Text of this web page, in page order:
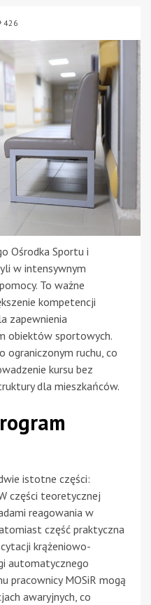
426
Ośrodka Sportu i
w intensywnym
To ważne
kompetencji
zapewnienia
obiektów sportowych.
ograniczonym ruchu, co
kursu bez
dla mieszkańców.
istotne części:
części teoretycznej
reagowania w
część praktyczna
krążeniowo-
automatycznego
pracownicy MOSiR mogą
awaryjnych, co